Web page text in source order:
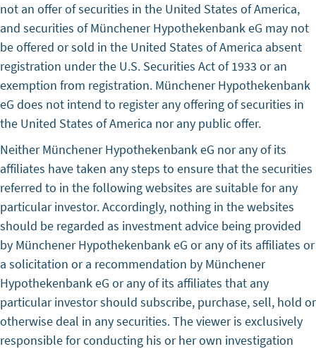
not an offer of securities in the United States of America,
and securities of Münchener Hypothekenbank eG may not
be offered or sold in the United States of America absent
registration under the U.S. Securities Act of 1933 or an
exemption from registration. Münchener Hypothekenbank
eG does not intend to register any offering of securities in
the United States of America nor any public offer.
Neither Münchener Hypothekenbank eG nor any of its
affiliates have taken any steps to ensure that the securities
referred to in the following websites are suitable for any
particular investor. Accordingly, nothing in the websites
should be regarded as investment advice being provided
by Münchener Hypothekenbank eG or any of its affiliates or
a solicitation or a recommendation by Münchener
Hypothekenbank eG or any of its affiliates that any
particular investor should subscribe, purchase, sell, hold or
otherwise deal in any securities. The viewer is exclusively
responsible for conducting his or her own investigation